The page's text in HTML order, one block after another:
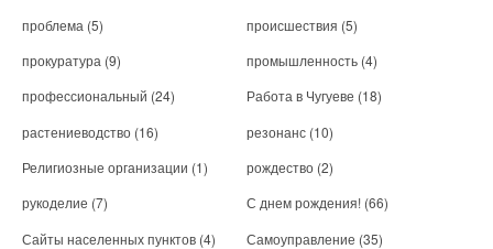
проблема (5) происшествия (5)
прокуратура (9) промышленность (4)
профессиональный (24) Работа в Чугуеве (18)
растениеводство (16) резонанс (10)
Религиозные организации (1) рождество (2)
рукоделие (7) С днем рождения! (66)
Сайты населенных пунктов (4) Самоуправление (35)